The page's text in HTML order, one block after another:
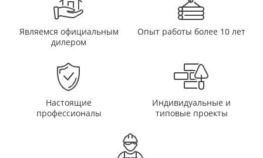
Являемся официальным
дилером
Опыт работы более 10 лет
Настоящие
профессионалы
Индивидуальные и
типовые проекты